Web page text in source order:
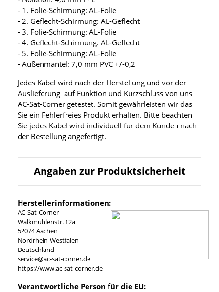
- 1. Folie-Schirmung: AL-Folie
- 2. Geflecht-Schirmung: AL-Geflecht
- 3. Folie-Schirmung: AL-Folie
- 4. Geflecht-Schirmung: AL-Geflecht
- 5. Folie-Schirmung: AL-Folie
- Außenmantel: 7,0 mm PVC +/-0,2
Jedes Kabel wird nach der Herstellung und vor der
Auslieferung auf Funktion und Kurzschluss von uns
AC-Sat-Corner getestet. Somit gewährleisten wir das
Sie ein Fehlerfreies Produkt erhalten. Bitte beachten
Sie jedes Kabel wird individuell für dem Kunden nach
der Bestellung angefertigt.
Angaben zur Produktsicherheit
Herstellerinformationen:
AC-Sat-Corner
Walkmühlenstr. 12a
52074 Aachen
Nordrhein-Westfalen
Deutschland
service@ac-sat-corner.de
https://www.ac-sat-corner.de
Verantwortliche Person für die EU: